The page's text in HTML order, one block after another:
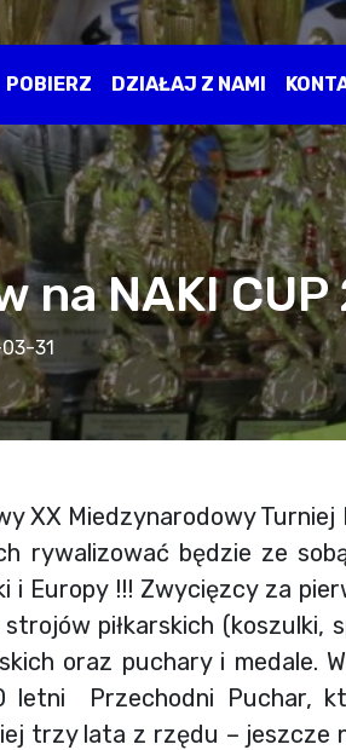
POBIERZ DZIAŁAJ Z NAMI
NAKI CUP
31
XX Miedzynarodowy Turniej
rywalizować będzie ze
i Europy !!! Zwycięzcy za
piłkarskich (koszulki,
oraz puchary i medale.
Przechodni Puchar,
trzy lata z rzędu – jeszcze